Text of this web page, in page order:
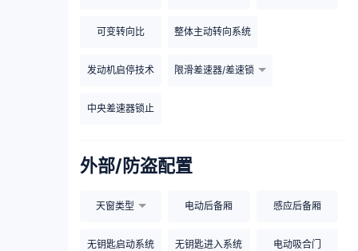
可变转向比 整体主动转向系统
发动机启停技术 限滑差速器/差速锁
中央差速器锁止
外部/防盗配置
天窗类型 电动后备厢 感应后备厢
无钥匙启动系统 无钥匙进入系统 电动吸合门